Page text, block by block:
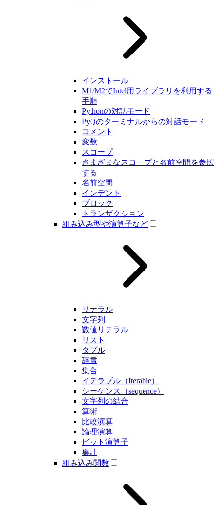
インストール
M1/M2でIntel用ライブラリを利用する
手順
Pythonの対話モード
PyQのターミナルからの対話モード
コメント
変数
スコープ
さまざまなスコープと名前空間を参照
する
名前空間
インデント
ブロック
トランザクション
組み込み型や演算子など
リテラル
文字列
数値リテラル
リスト
タプル
辞書
集合
イテラブル（Iterable）
シーケンス（sequence）
文字列の結合
算術
比較演算
論理演算
ビット演算子
集計
組み込み関数